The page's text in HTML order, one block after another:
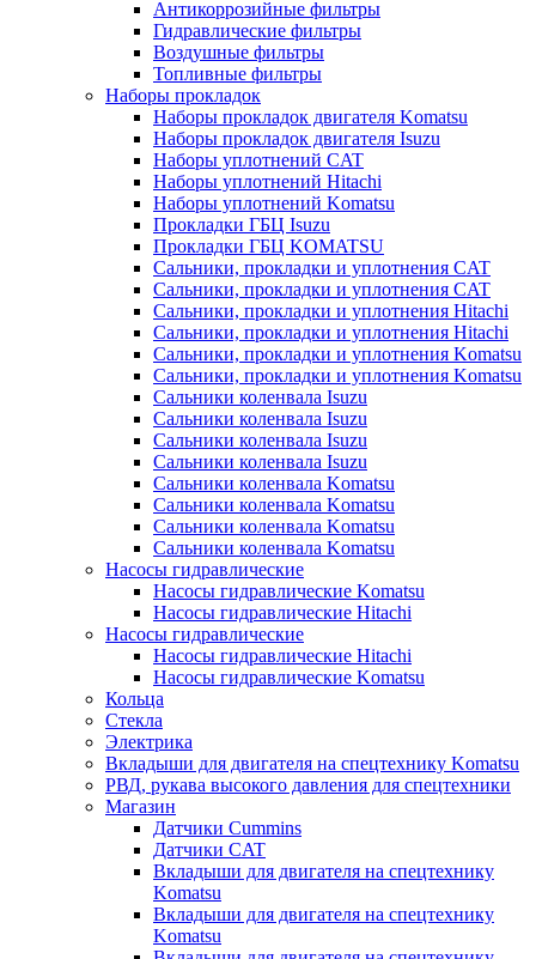
Антикоррозийные фильтры
Гидравлические фильтры
Воздушные фильтры
Топливные фильтры
Наборы прокладок
Наборы прокладок двигателя Komatsu
Наборы прокладок двигателя Isuzu
Наборы уплотнений CAT
Наборы уплотнений Hitachi
Наборы уплотнений Komatsu
Прокладки ГБЦ Isuzu
Прокладки ГБЦ KOMATSU
Сальники, прокладки и уплотнения CAT
Сальники, прокладки и уплотнения CAT
Сальники, прокладки и уплотнения Hitachi
Сальники, прокладки и уплотнения Hitachi
Сальники, прокладки и уплотнения Komatsu
Сальники, прокладки и уплотнения Komatsu
Сальники коленвала Isuzu
Сальники коленвала Isuzu
Сальники коленвала Isuzu
Сальники коленвала Isuzu
Сальники коленвала Komatsu
Сальники коленвала Komatsu
Сальники коленвала Komatsu
Сальники коленвала Komatsu
Насосы гидравлические
Насосы гидравлические Komatsu
Насосы гидравлические Hitachi
Насосы гидравлические
Насосы гидравлические Hitachi
Насосы гидравлические Komatsu
Кольца
Стекла
Электрика
Вкладыши для двигателя на спецтехнику Komatsu
РВД, рукава высокого давления для спецтехники
Магазин
Датчики Cummins
Датчики CAT
Вкладыши для двигателя на спецтехнику
Komatsu
Вкладыши для двигателя на спецтехнику
Komatsu